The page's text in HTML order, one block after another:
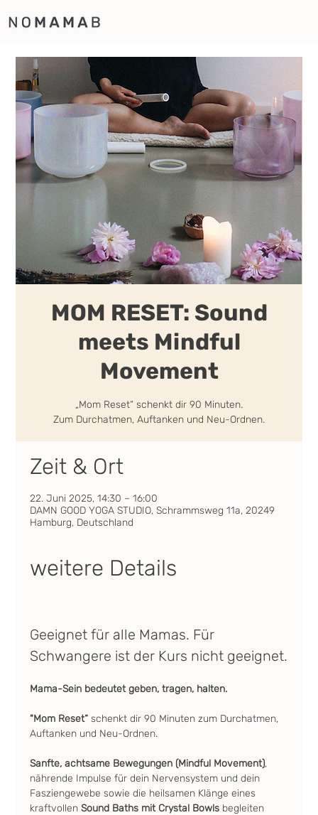
MOM RESET: Sound
meets Mindful
Movement
„Mom Reset“ schenkt dir 90 Minuten.
Zum Durchatmen, Auftanken und Neu-Ordnen.
Zeit & Ort
22. Juni 2025, 14:30 – 16:00
DAMN GOOD YOGA STUDIO, Schrammsweg 11a, 20249
Hamburg, Deutschland
weitere Details
Geeignet für alle Mamas. Für
Schwangere ist der Kurs nicht geeignet.
Mama-Sein bedeutet geben, tragen, halten.
"Mom Reset“ schenkt dir 90 Minuten zum Durchatmen,
Auftanken und Neu-Ordnen.
Sanfte, achtsame Bewegungen (Mindful Movement),
nährende Impulse für dein Nervensystem und dein
Fasziengewebe sowie die heilsamen Klänge eines
kraftvollen Sound Baths mit Crystal Bowls begleiten